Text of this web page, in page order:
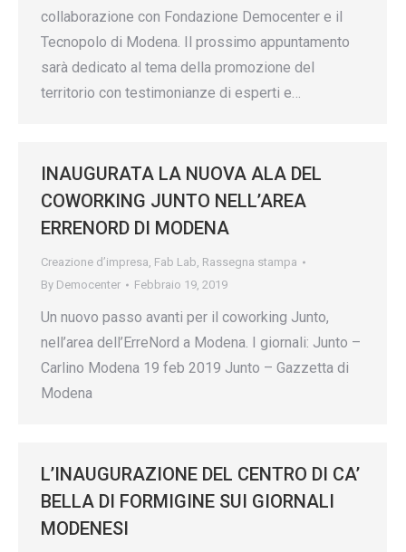
collaborazione con Fondazione Democenter e il
Tecnopolo di Modena. Il prossimo appuntamento
sarà dedicato al tema della promozione del
territorio con testimonianze di esperti e…
INAUGURATA LA NUOVA ALA DEL
COWORKING JUNTO NELL’AREA
ERRENORD DI MODENA
Creazione d’impresa, Fab Lab, Rassegna stampa
By Democenter Febbraio 19, 2019
Un nuovo passo avanti per il coworking Junto,
nell’area dell’ErreNord a Modena. I giornali: Junto –
Carlino Modena 19 feb 2019 Junto – Gazzetta di
Modena
L’INAUGURAZIONE DEL CENTRO DI CA’
BELLA DI FORMIGINE SUI GIORNALI
MODENESI